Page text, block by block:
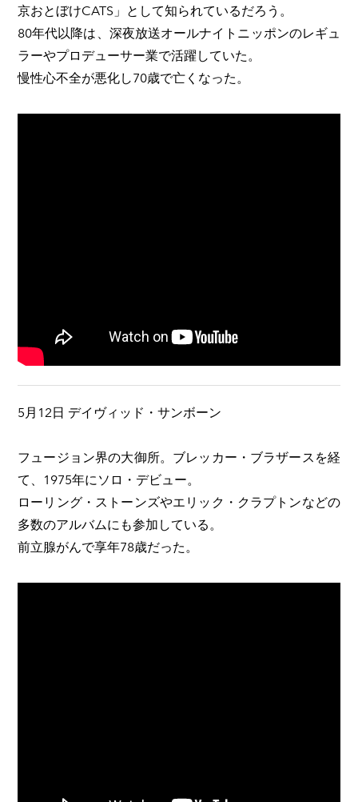
京おとぼけCATS」として知られているだろう。
80年代以降は、深夜放送オールナイトニッポンのレギュ
ラーやプロデューサー業で活躍していた。
慢性心不全が悪化し70歳で亡くなった。
5月12日 デイヴィッド・サンボーン
フュージョン界の大御所。ブレッカー・ブラザースを経
て、1975年にソロ・デビュー。
ローリング・ストーンズやエリック・クラプトンなどの
多数のアルバムにも参加している。
前立腺がんで享年78歳だった。